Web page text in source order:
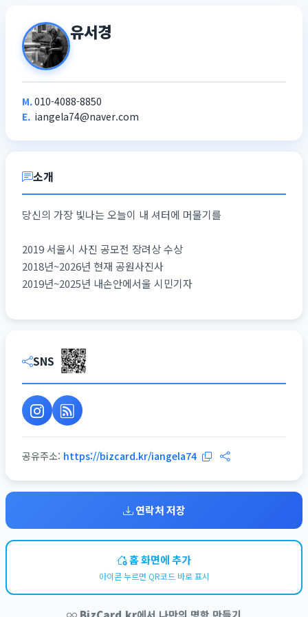
유서경
M.010-4088-8850
E. iangela74@naver.com
소개
당신의 가장 빛나는 오늘이 내 셔터에 머물기를
2019 서울시 사진 공모전 장려상 수상
2018년~2026년 현재 공원사진사
2019년~2025년 내손안에서울 시민기자
SNS
공유주소: https://bizcard.kr/iangela74
연락처 저장
홈 화면에 추가
아이콘 누르면 QR코드 바로 표시